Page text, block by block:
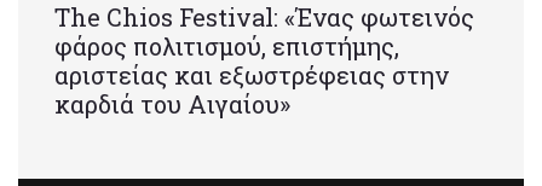
Τhe Chios Festival: «Ένας φωτεινός
φάρος πολιτισμού, επιστήμης,
αριστείας και εξωστρέφειας στην
καρδιά του Αιγαίου»